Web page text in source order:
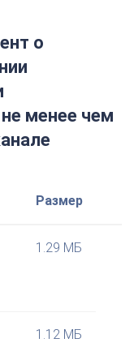
о
менее чем
Размер
1.29 МБ
1.12 МБ